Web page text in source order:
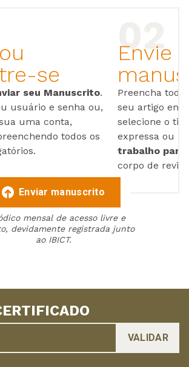
se
seu Manuscrito.
usuário e senha ou,
uma conta,
todos os
Envie
Preencha
seu artigo em
selecione o
expressa ou
trabalho para
corpo de
Enviar manuscrito
mensal de acesso livre e
devidamente registrada junto
ao IBICT.